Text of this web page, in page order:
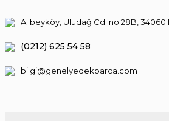
Alibeyköy, Uludağ Cd. no:28B, 34060
(0212) 625 54 58
bilgi@genelyedekparca.com